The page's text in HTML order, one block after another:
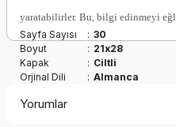
yaratabilirler. Bu, bilgi edinmeyi
Sayfa Sayısı
: 30
Boyut
: 21x28
Kapak
: Ciltli
Orjinal Dili
: Almanca
Yorumlar